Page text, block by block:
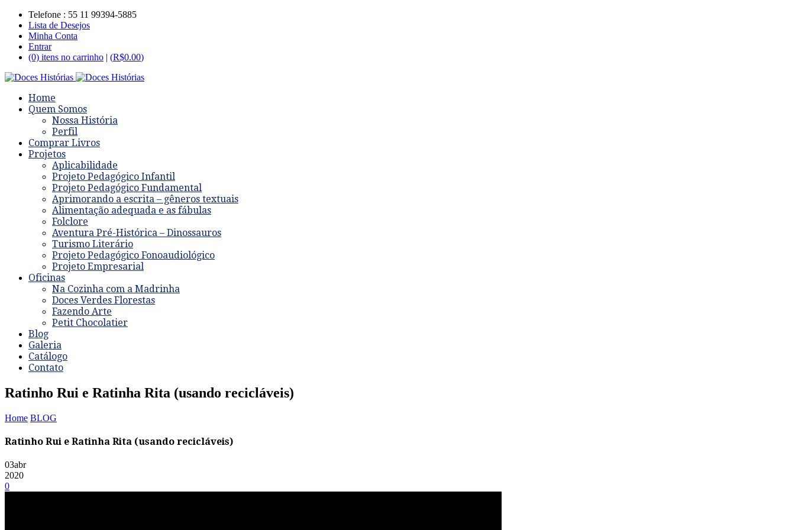
Telefone : 55 11 99394-5885
Lista de Desejos
Minha Conta
Entrar
(0) itens no carrinho | (R$0.00)
Home
Quem Somos
Nossa História
Perfil
Comprar Livros
Projetos
Aplicabilidade
Projeto Pedagógico Infantil
Projeto Pedagógico Fundamental
Aprimorando a escrita – gêneros textuais
Alimentação adequada e as fábulas
Folclore
Aventura Pré-Histórica – Dinossauros
Turismo Literário
Projeto Pedagógico Fonoaudiológico
Projeto Empresarial
Oficinas
Na Cozinha com a Madrinha
Doces Verdes Florestas
Fazendo Arte
Petit Chocolatier
Blog
Galeria
Catálogo
Contato
Ratinho Rui e Ratinha Rita (usando recicláveis)
Home BLOG
Ratinho Rui e Ratinha Rita (usando recicláveis)
03abr
2020
0